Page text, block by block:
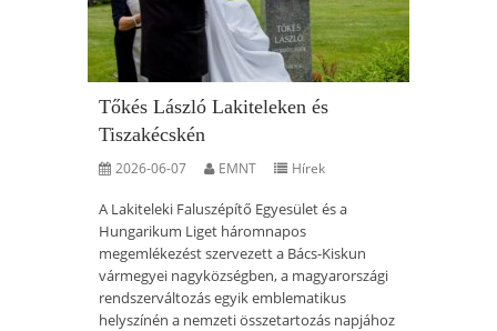
Tőkés László Lakiteleken és
Tiszakécskén
2026-06-07 EMNT Hírek
A Lakiteleki Faluszépítő Egyesület és a
Hungarikum Liget háromnapos
megemlékezést szervezett a Bács-Kiskun
vármegyei nagyközségben, a magyarországi
rendszerváltozás egyik emblematikus
helyszínén a nemzeti összetartozás napjához